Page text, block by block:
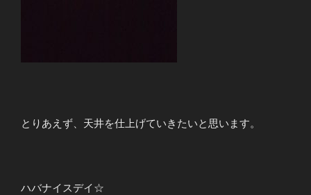
とりあえず、天井を仕上げていきたいと思います。
ハバナイスデイ☆